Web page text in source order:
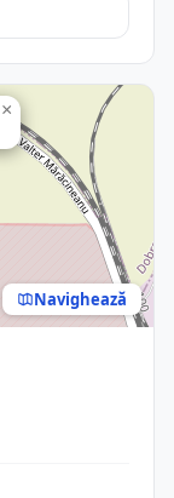
×
Navighează